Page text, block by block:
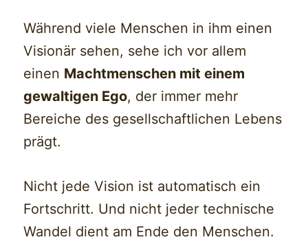
Während viele Menschen in ihm einen
Visionär sehen, sehe ich vor allem
einen Machtmenschen mit einem
gewaltigen Ego, der immer mehr
Bereiche des gesellschaftlichen Lebens
prägt.
Nicht jede Vision ist automatisch ein
Fortschritt. Und nicht jeder technische
Wandel dient am Ende den Menschen.